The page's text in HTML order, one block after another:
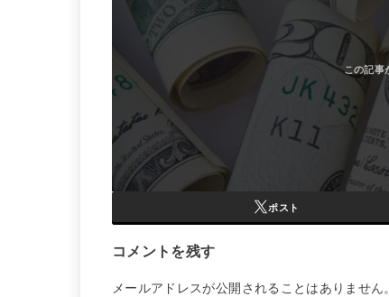
ポスト
コメントを残す
メールアドレスが公開されることはありません。